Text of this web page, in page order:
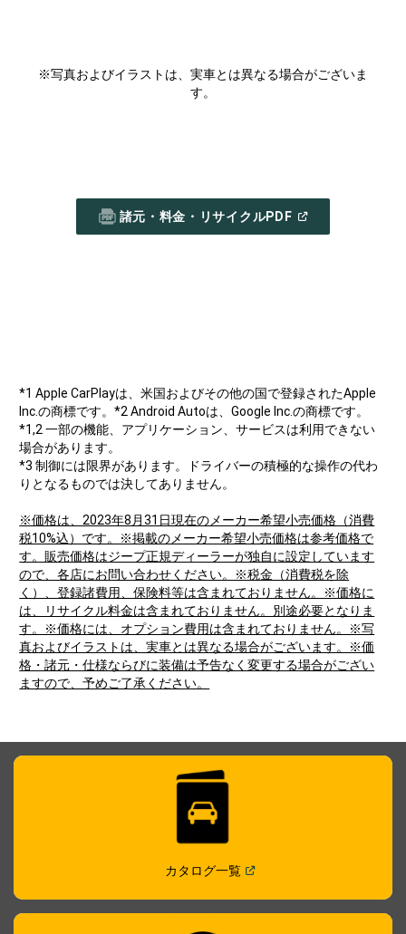
※写真およびイラストは、実車とは異なる場合がございま
す。
諸元・料金・リサイクルPDF( OPEN
*1 Apple CarPlayは、米国およびその他の国で登録されたApple
Inc.の商標です。*2 Android Autoは、Google Inc.の商標です。
*1,2 一部の機能、アプリケーション、サービスは利用できない
場合があります。
*3 制御には限界があります。ドライバーの積極的な操作の代わ
りとなるものでは決してありません。
※価格は、2023年8月31日現在のメーカー希望小売価格（消費
税10%込）です。※掲載のメーカー希望小売価格は参考価格で
す。販売価格はジープ正規ディーラーが独自に設定しています
ので、各店にお問い合わせください。※税金（消費税を除
く）、登録諸費用、保険料等は含まれておりません。※価格に
は、リサイクル料金は含まれておりません。別途必要となりま
す。※価格には、オプション費用は含まれておりません。※写
真およびイラストは、実車とは異なる場合がございます。※価
格・諸元・仕様ならびに装備は予告なく変更する場合がござい
ますので、予めご了承ください。
カタログ一覧( Open in a new window